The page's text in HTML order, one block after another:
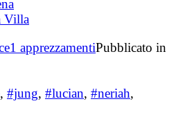
Villa
1 apprezzamentiPubblicato in
, #jung, #lucian, #neriah,